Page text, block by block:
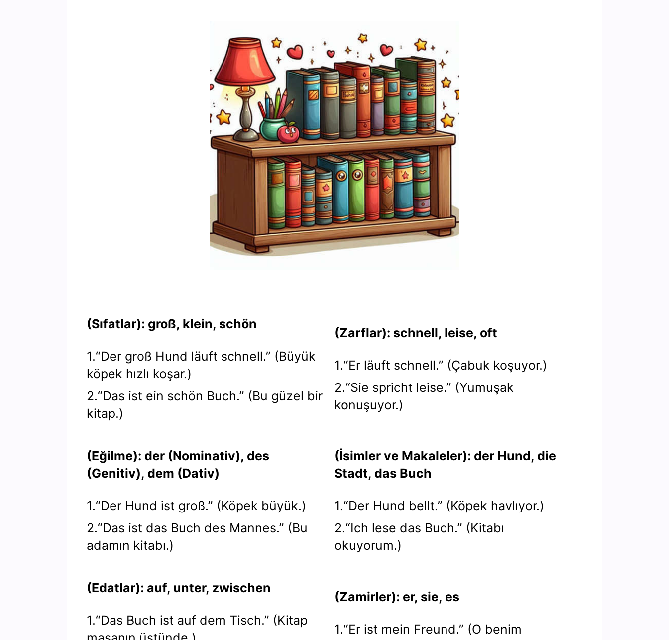
(Sıfatlar): groß, klein, schön
1.“Der groß Hund läuft schnell.” (Büyük
köpek hızlı koşar.)
2.“Das ist ein schön Buch.” (Bu güzel bir
kitap.)
(Zarflar): schnell, leise, oft
1.“Er läuft schnell.” (Çabuk koşuyor.)
2.“Sie spricht leise.” (Yumuşak
konuşuyor.)
(Eğilme): der (Nominativ), des
(Genitiv), dem (Dativ)
1.“Der Hund ist groß.” (Köpek büyük.)
2.“Das ist das Buch des Mannes.” (Bu
adamın kitabı.)
(İsimler ve Makaleler): der Hund, die
Stadt, das Buch
1.“Der Hund bellt.” (Köpek havlıyor.)
2.“Ich lese das Buch.” (Kitabı
okuyorum.)
(Edatlar): auf, unter, zwischen
1.“Das Buch ist auf dem Tisch.” (Kitap
(Zamirler): er, sie, es
1.“Er ist mein Freund.” (O benim